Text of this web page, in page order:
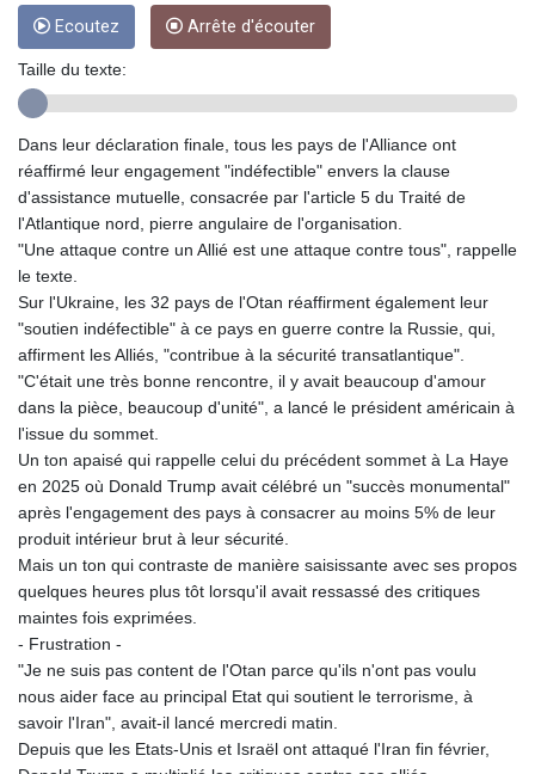
GGP 0.85592
GHS 13.521816
GMD 85.266887
GTQ 8.789821
GYD 241.004293
HKD 9.038838
HNL 30.876033
HRK 7.53416
HUF 365.116225
IDR 20639.263954
ILS 3.465652
IMP 0.85592
INR 109.826937
IRR
1584183.343658
ISK 142.412461
JEP 0.85592
JMD 182.603882
JOD 0.816933
KGS 100.76524
KHR 4670.680341
KMF 492.015232
KRW 1639.987341
Ecoutez Arrête d'écouter
Taille du texte:
Dans leur déclaration finale, tous les pays de l'Alliance ont
réaffirmé leur engagement "indéfectible" envers la clause
d'assistance mutuelle, consacrée par l'article 5 du Traité de
l'Atlantique nord, pierre angulaire de l'organisation.
"Une attaque contre un Allié est une attaque contre tous", rappelle
le texte.
Sur l'Ukraine, les 32 pays de l'Otan réaffirment également leur
"soutien indéfectible" à ce pays en guerre contre la Russie, qui,
affirment les Alliés, "contribue à la sécurité transatlantique".
"C'était une très bonne rencontre, il y avait beaucoup d'amour
dans la pièce, beaucoup d'unité", a lancé le président américain à
l'issue du sommet.
Un ton apaisé qui rappelle celui du précédent sommet à La Haye
en 2025 où Donald Trump avait célébré un "succès monumental"
après l'engagement des pays à consacrer au moins 5% de leur
produit intérieur brut à leur sécurité.
Mais un ton qui contraste de manière saisissante avec ses propos
quelques heures plus tôt lorsqu'il avait ressassé des critiques
maintes fois exprimées.
- Frustration -
"Je ne suis pas content de l'Otan parce qu'ils n'ont pas voulu
nous aider face au principal Etat qui soutient le terrorisme, à
savoir l'Iran", avait-il lancé mercredi matin.
Depuis que les Etats-Unis et Israël ont attaqué l'Iran fin février,